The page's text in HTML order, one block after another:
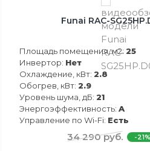
Funai RAC-
Площадь помещения, м2:25
Инвертор: Нет
Охлаждение, кВт: 2.8
Обогрев, кВт: 2.9
Уровень шума, дБ: 21
Энергоэффективность: A
Управление по Wi-Fi: Есть
34 290 руб. -21%